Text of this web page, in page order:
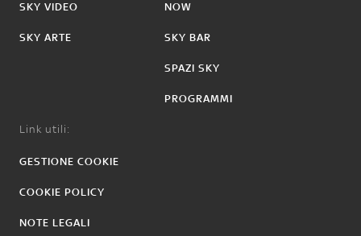
SKY VIDEO
SKY ARTE
NOW
SKY BAR
SPAZI SKY
PROGRAMMI
Link utili:
GESTIONE COOKIE
COOKIE POLICY
NOTE LEGALI